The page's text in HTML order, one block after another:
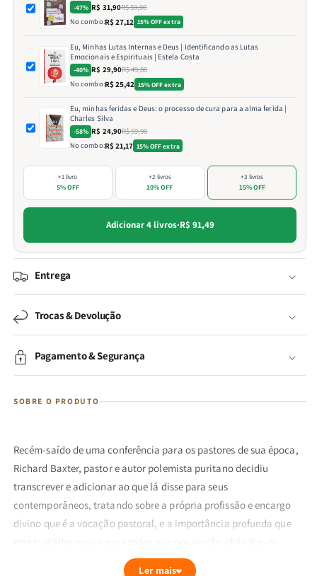
-47% R$ 31,90R$ 59,90
No combo:R$ 27,12 15% OFF extra
Eu, Minhas Lutas Internas e Deus | Identificando as Lutas
Emocionais e Espirituais | Estela Costa
-40% R$ 29,90R$ 49,80
No combo:R$ 25,42 15% OFF extra
Eu, minhas feridas e Deus: o processo de cura para a alma ferida |
Charles Silva
-58% R$ 24,90R$ 59,90
No combo:R$ 21,17 15% OFF extra
+1 livro
5% OFF
+2 livros
10% OFF
+3 livros
15% OFF
Adicionar 4 livros·R$ 91,49
Entrega
Trocas & Devolução
Pagamento & Segurança
SOBRE O PRODUTO
Recém-saído de uma conferência para os pastores de sua época,
Richard Baxter, pastor e autor polemista puritano decidiu
transcrever e adicionar ao que lá disse para seus
contemporâneos, tratando sobre a própria profissão e encargo
divino que é a vocação pastoral, e a importância profunda que
este trabalho possui para todos que por ele são afetados, do
rebanho, aos descrentes, ao próprio pastor.
Ler mais